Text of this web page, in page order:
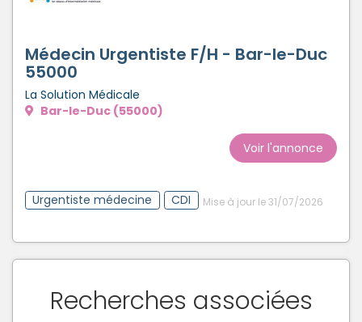
Médecin Urgentiste F/H - Bar-le-Duc
55000
La Solution Médicale
Bar-le-Duc (55000)
Voir l'annonce
Urgentiste médecine CDI Mise à jour le 31/07/2026
Recherches associées